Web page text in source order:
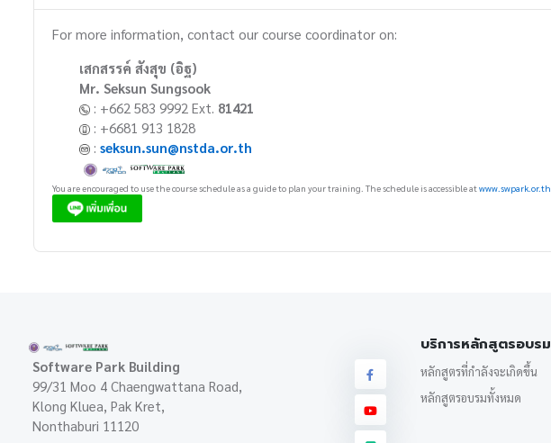
For more information, contact our course coordinator on:
เสกสรรค์ สังสุข (อิฐ)
Mr. Seksun Sungsook
: +662 583 9992 Ext. 81421
: +6681 913 1828
: seksun.sun@nstda.or.th
You are encouraged to use the course schedule as a guide to plan your training. The schedule is accessible atwww.swpark.or.th
Software Park Building
99/31 Moo 4 Chaengwattana Road,
Klong Kluea, Pak Kret,
Nonthaburi 11120
บริการหลักสูตรอบรม
หลักสูตรที่กำลังจะเกิดขึ้น
หลักสูตรอบรมทั้งหมด